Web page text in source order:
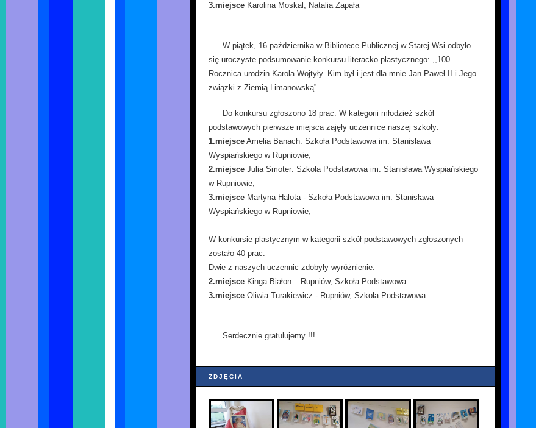
3.miejsce Karolina Moskal, Natalia Zapała
W piątek, 16 października w Bibliotece Publicznej w Starej Wsi odbyło
się uroczyste podsumowanie konkursu literacko-plastycznego: ,,100.
Rocznica urodzin Karola Wojtyły. Kim był i jest dla mnie Jan Paweł II i Jego
związki z Ziemią Limanowską”.
Do konkursu zgłoszono 18 prac. W kategorii młodzież szkół
podstawowych pierwsze miejsca zajęły uczennice naszej szkoły:
1.miejsce Amelia Banach: Szkoła Podstawowa im. Stanisława
Wyspiańskiego w Rupniowie;
2.miejsce Julia Smoter: Szkoła Podstawowa im. Stanisława Wyspiańskiego
w Rupniowie;
3.miejsce Martyna Halota - Szkoła Podstawowa im. Stanisława
Wyspiańskiego w Rupniowie;
W konkursie plastycznym w kategorii szkół podstawowych zgłoszonych
zostało 40 prac.
Dwie z naszych uczennic zdobyły wyróżnienie:
2.miejsce Kinga Białon – Rupniów, Szkoła Podstawowa
3.miejsce Oliwia Turakiewicz - Rupniów, Szkoła Podstawowa
Serdecznie gratulujemy !!!
ZDJĘCIA